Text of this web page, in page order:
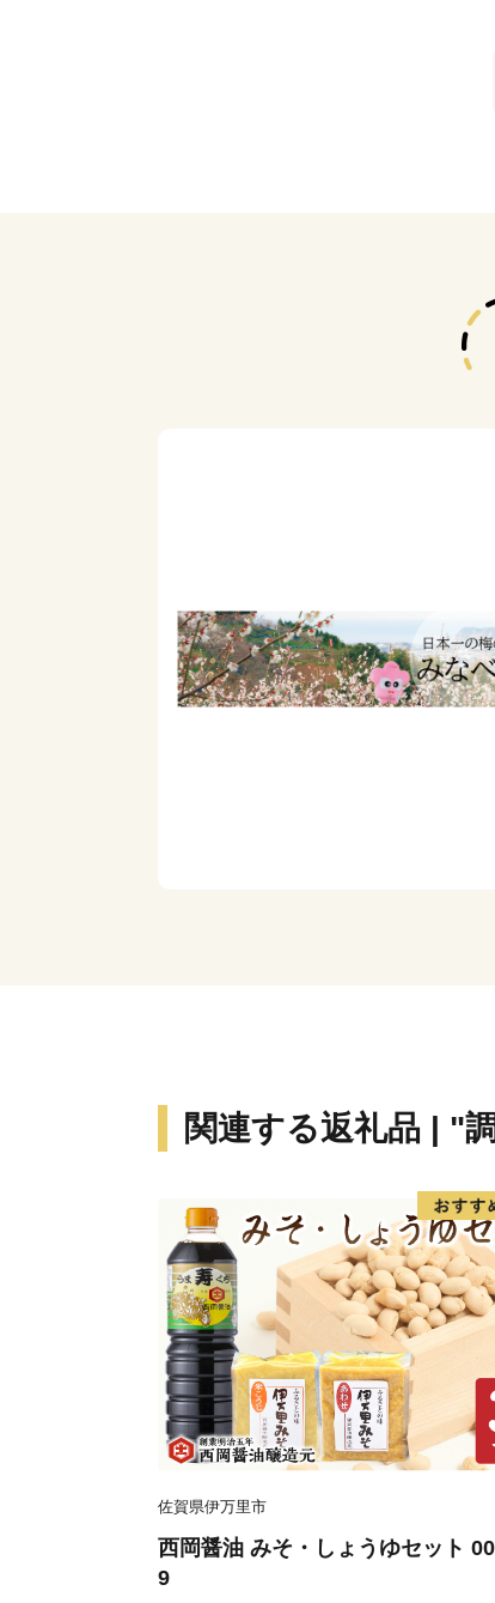
関連する返礼品 | "
佐賀県伊万里市
西岡醤油 みそ・しょうゆセット
9